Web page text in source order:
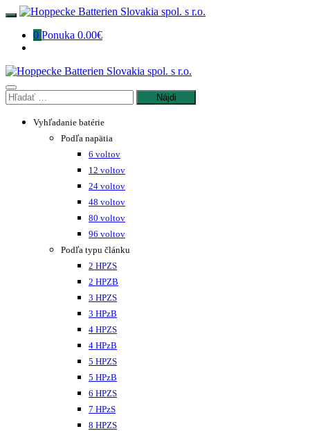
Preskočiť
obsah
0 Ponuka 0.00€
Hľadať:
Vyhľadanie batérie
Podľa napätia
6 voltov
12 voltov
24 voltov
48 voltov
80 voltov
96 voltov
Podľa typu článku
2 HPZS
2 HPZB
3 HPZS
3 HPzB
4 HPZS
4 HPzB
5 HPZS
5 HPzB
6 HPZS
7 HPzS
8 HPZS